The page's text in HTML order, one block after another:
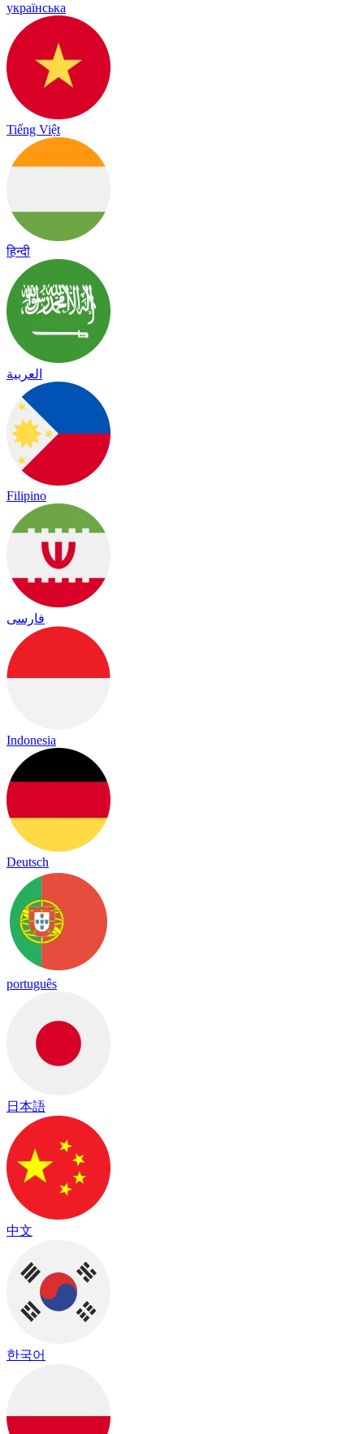
українська
Tiếng Việt
हिन्दी
العربية
Filipino
فارسی
Indonesia
Deutsch
português
日本語
中文
한국어